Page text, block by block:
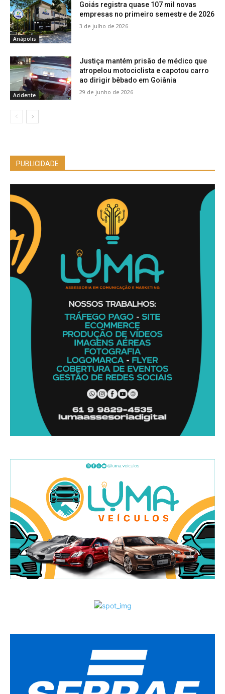
Anápolis
Goiás registra quase 107 mil novas
empresas no primeiro semestre de 2026
3 de julho de 2026
Acidente
Justiça mantém prisão de médico que
atropelou motociclista e capotou carro
ao dirigir bêbado em Goiânia
29 de junho de 2026
PUBLICIDADE